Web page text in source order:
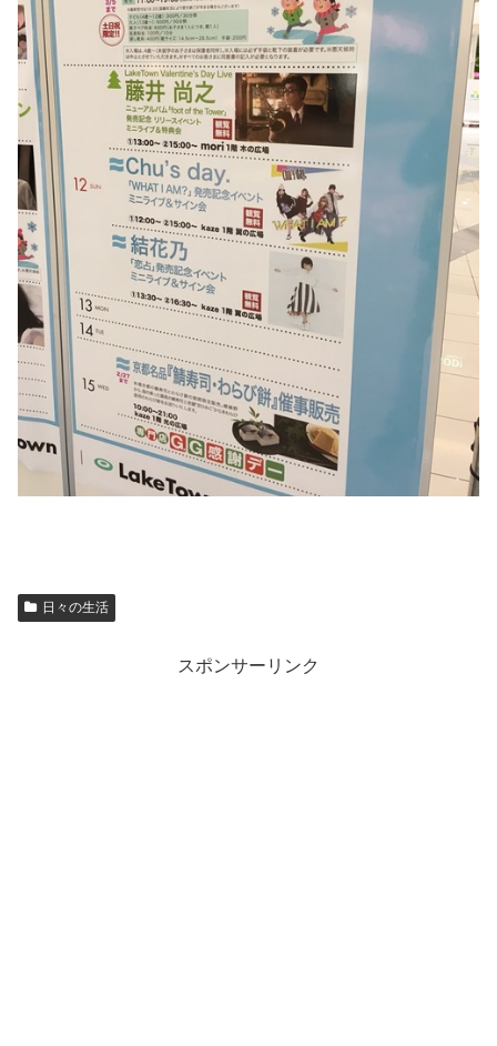
日々の生活
スポンサーリンク